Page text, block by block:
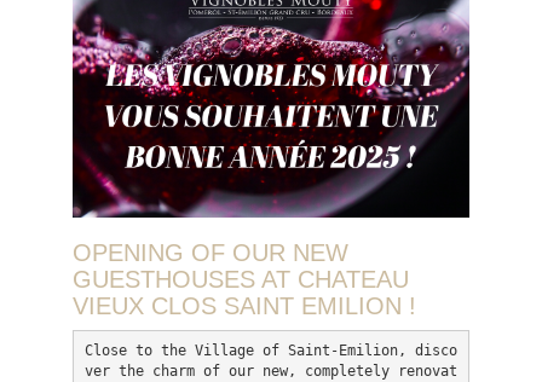
OPENING OF OUR NEW
GUESTHOUSES AT CHATEAU
VIEUX CLOS SAINT EMILION !
Close to the Village of Saint-Emilion, disco
ver the charm of our new, completely renovat